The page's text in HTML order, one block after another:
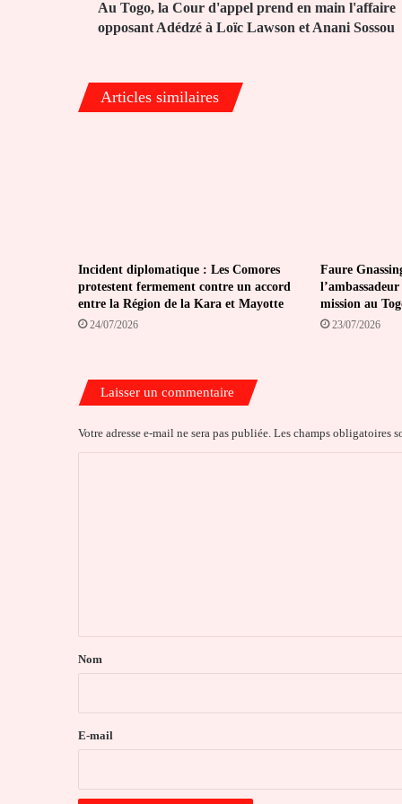
opposant
Adédzé
Lawson
et
Au Togo, la Cour d'appel prend en main l'affaire
opposant Adédzé à Loïc Lawson et Anani Sossou
Articles similaires
Incident diplomatique : Les Comores
protestent fermement contre un accord
entre la Région de la Kara et Mayotte
24/07/2026
Faure
mission au
23/07/2026
Laisser un commentaire
Votre adresse e-mail ne sera pas publiée. Les champs obligatoires
a
e
Nom
E-mail